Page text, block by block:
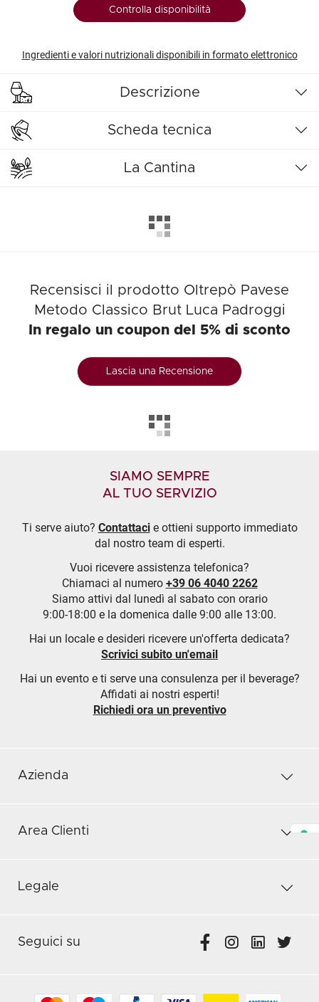
Controlla disponibilità
Ingredienti e valori nutrizionali disponibili in formato elettronico
Descrizione
Scheda tecnica
La Cantina
Recensisci il prodotto Oltrepò Pavese
Metodo Classico Brut Luca Padroggi
In regalo un coupon del 5% di sconto
Lascia una Recensione
SIAMO SEMPRE
AL TUO SERVIZIO
Ti serve aiuto? Contattacie ottieni supporto immediato
dal nostro team di esperti.
Vuoi ricevere assistenza telefonica?
Chiamaci al numero +39 06 4040 2262
Siamo attivi dal lunedì al sabato con orario
9:00-18:00 e la domenica dalle 9:00 alle 13:00.
Hai un locale e desideri ricevere un'offerta dedicata?
Scrivici subito un'email
Hai un evento e ti serve una consulenza per il beverage?
Affidati ai nostri esperti!
Richiedi ora un preventivo
Azienda
Area Clienti
Legale
Seguici su